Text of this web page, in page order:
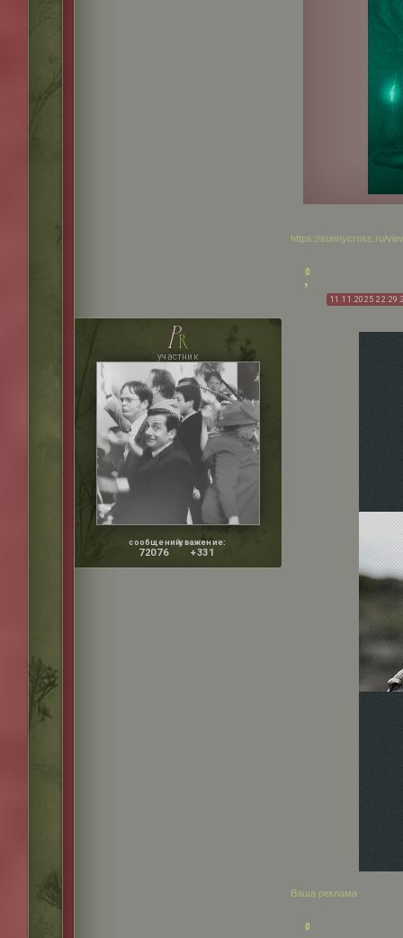
https://sunnycross.ru/
0
11.11.2025
pr
участник
сообщений:
72076
уважение:
+331
Ваша реклама
0